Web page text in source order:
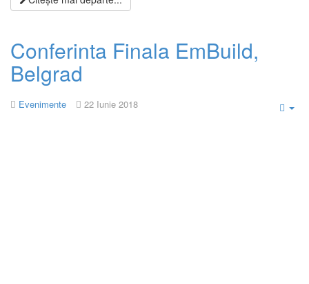
Conferinta Finala EmBuild,
Belgrad
Evenimente 22 Iunie 2018